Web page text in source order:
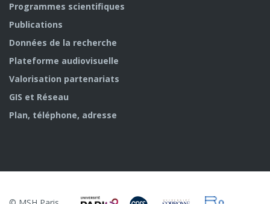
Programmes scientifiques
Publications
Données de la recherche
Plateforme audiovisuelle
Valorisation partenariats
GIS et Réseau
Plan, téléphone, adresse